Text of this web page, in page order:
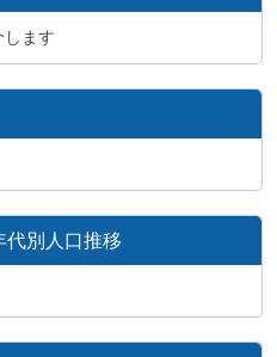
ます
代別人口推移